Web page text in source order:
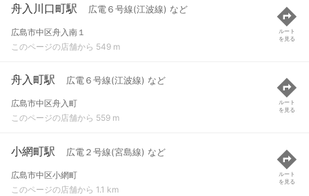
舟入川口町駅 広電６号線(江波線) など
広島市中区舟入南１
このページの店舗から 549 m
ルート
を見る
舟入町駅 広電６号線(江波線) など
広島市中区舟入町
このページの店舗から 559 m
ルート
を見る
小網町駅 広電２号線(宮島線) など
広島市中区小網町
このページの店舗から 1.1 km
ルート
を見る